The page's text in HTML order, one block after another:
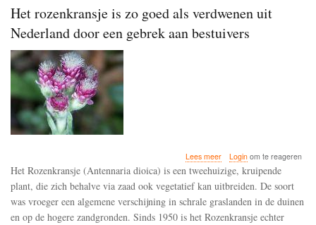
Het rozenkransje is zo goed als verdwenen uit
Nederland door een gebrek aan bestuivers
Lees meerover
Het
rozenkransje
is
zo
goed
Loginom te reageren
Het Rozenkransje (Antennaria dioica) is een tweehuizige, kruipende
plant, die zich behalve via zaad ook vegetatief kan uitbreiden. De soort
was vroeger een algemene verschijning in schrale graslanden in de duinen
en op de hogere zandgronden. Sinds 1950 is het Rozenkransje echter